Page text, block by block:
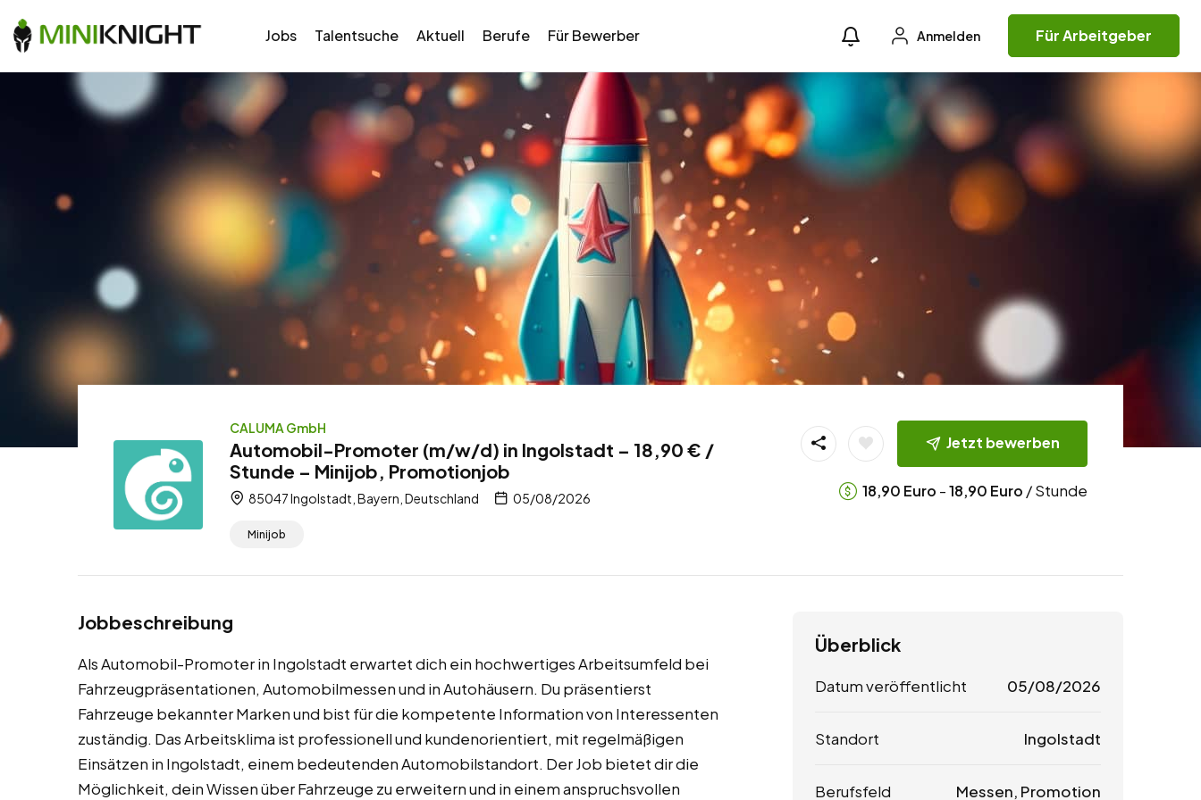
Jobs Talentsuche Aktuell Berufe Für Bewerber Anmelden Für Arbeitgeber
CALUMA GmbH
Automobil-Promoter (m/w/d) in Ingolstadt – 18,90 € /
Stunde – Minijob, Promotionjob
85047 Ingolstadt, Bayern, Deutschland 05/08/2026
Minijob
Jetzt bewerben
18,90 Euro -18,90 Euro / Stunde
Jobbeschreibung
Als Automobil-Promoter in Ingolstadt erwartet dich ein hochwertiges Arbeitsumfeld bei
Fahrzeugpräsentationen, Automobilmessen und in Autohäusern. Du präsentierst
Fahrzeuge bekannter Marken und bist für die kompetente Information von Interessenten
zuständig. Das Arbeitsklima ist professionell und kundenorientiert, mit regelmäßigen
Einsätzen in Ingolstadt, einem bedeutenden Automobilstandort. Der Job bietet dir die
Möglichkeit, dein Wissen über Fahrzeuge zu erweitern und in einem anspruchsvollen
Überblick
Datum veröffentlicht 05/08/2026
Standort Ingolstadt
Berufsfeld Messen, Promotion